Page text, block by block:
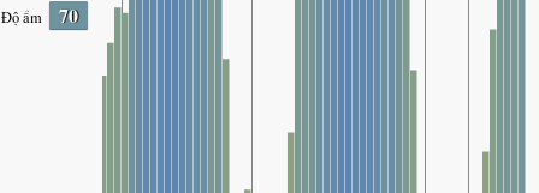
Độ ẩm 70